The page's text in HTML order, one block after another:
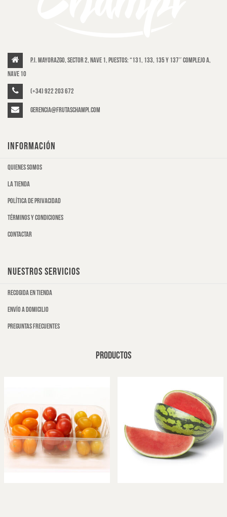
P.I. Mayorazgo, Sector 2, Nave 1, puestos: “131, 133, 135 y 137″ Complejo A,
Nave 10
(+34) 922 203 672
gerencia@frutaschampi.com
INFORMACIÓN
Quienes somos
La tienda
Política de privacidad
Términos y condiciones
Contactar
NUESTROS SERVICIOS
Recogida en tienda
Envío a domicilio
Preguntas frecuentes
PRODUCTOS